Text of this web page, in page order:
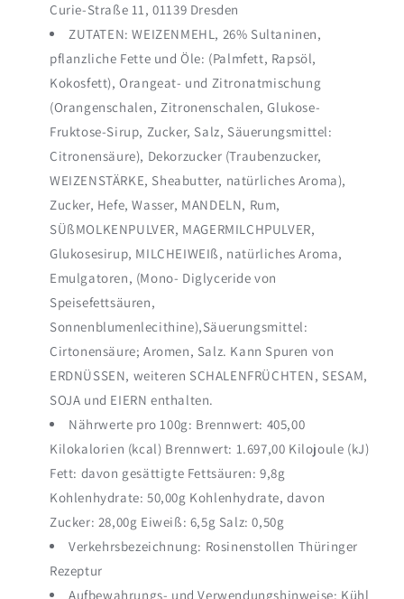
Curie-Straße 11, 01139 Dresden
ZUTATEN: WEIZENMEHL, 26% Sultaninen,
pflanzliche Fette und Öle: (Palmfett, Rapsöl,
Kokosfett), Orangeat- und Zitronatmischung
(Orangenschalen, Zitronenschalen, Glukose-
Fruktose-Sirup, Zucker, Salz, Säuerungsmittel:
Citronensäure), Dekorzucker (Traubenzucker,
WEIZENSTÄRKE, Sheabutter, natürliches Aroma),
Zucker, Hefe, Wasser, MANDELN, Rum,
SÜßMOLKENPULVER, MAGERMILCHPULVER,
Glukosesirup, MILCHEIWEIß, natürliches Aroma,
Emulgatoren, (Mono- Diglyceride von
Speisefettsäuren,
Sonnenblumenlecithine),Säuerungsmittel:
Cirtonensäure; Aromen, Salz. Kann Spuren von
ERDNÜSSEN, weiteren SCHALENFRÜCHTEN, SESAM,
SOJA und EIERN enthalten.
Nährwerte pro 100g: Brennwert: 405,00
Kilokalorien (kcal) Brennwert: 1.697,00 Kilojoule (kJ)
Fett: davon gesättigte Fettsäuren: 9,8g
Kohlenhydrate: 50,00g Kohlenhydrate, davon
Zucker: 28,00g Eiweiß: 6,5g Salz: 0,50g
Verkehrsbezeichnung: Rosinenstollen Thüringer
Rezeptur
Aufbewahrungs- und Verwendungshinweise: Kühl